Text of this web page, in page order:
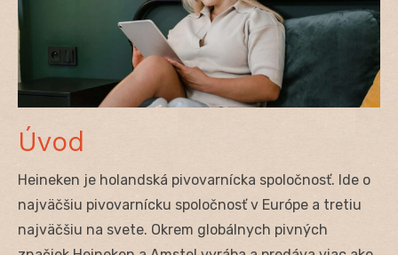
Úvod
Heineken je holandská pivovarnícka spoločnosť. Ide o
najväčšiu pivovarnícku spoločnosť v Európe a tretiu
najväčšiu na svete. Okrem globálnych pivných